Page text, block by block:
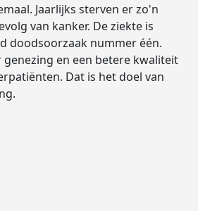
Jaarlijks sterven er zo'n
van kanker. De ziekte is
doodsoorzaak nummer één.
genezing en een betere kwaliteit
Dat is het doel van